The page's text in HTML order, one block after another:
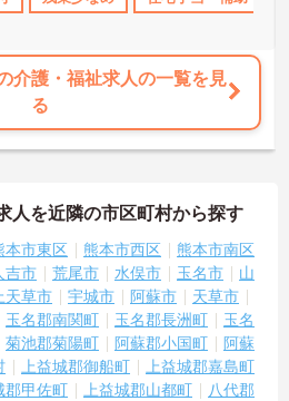
介護・福祉求人の一覧を見
る
人を近隣の市区町村から探す
本市東区 熊本市西区
熊本市南区
吉市 荒尾市 水俣市 玉名市
山
天草市 宇城市 阿蘇市
天草市
玉名郡南関町 玉名郡長洲町
玉名
菊池郡菊陽町 阿蘇郡小国町
阿蘇
上益城郡御船町
上益城郡嘉島町
郡甲佐町 上益城郡山都町
八代郡